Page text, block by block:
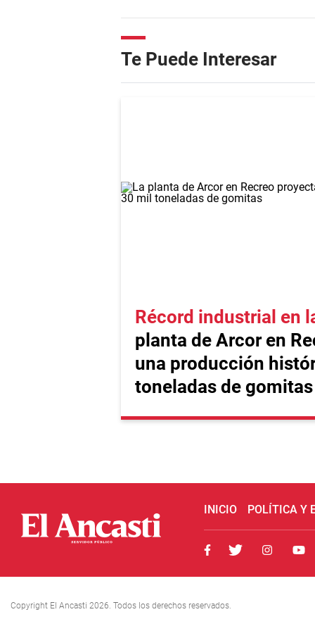
Te Puede Interesar
Récord industrial en
planta de Arcor en
una producción
toneladas de gomitas
INICIO POLÍTICA Y
Copyright El Ancasti 2026. Todos los derechos reservados.